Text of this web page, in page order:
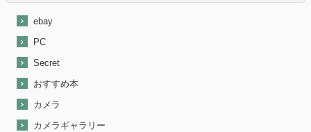
ebay
PC
Secret
おすすめ本
カメラ
カメラギャラリー